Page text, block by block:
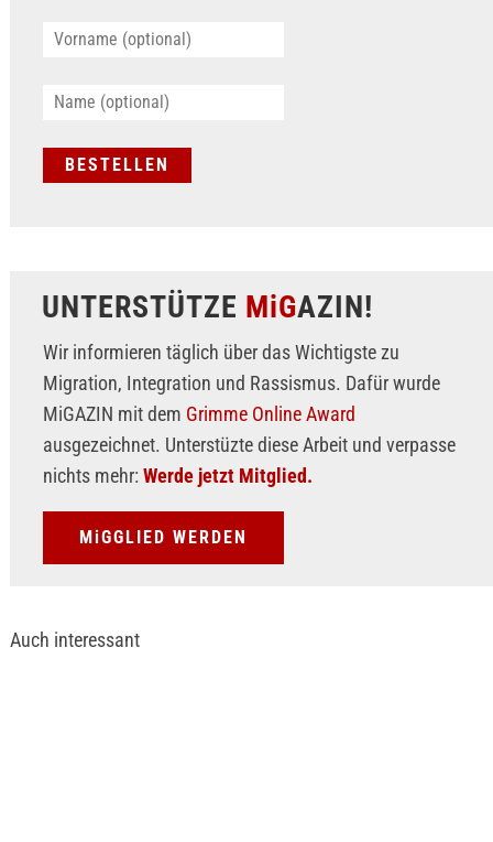
UNTERSTÜTZE MiGAZIN!
Wir informieren täglich über das Wichtigste zu
Migration, Integration und Rassismus. Dafür wurde
MiGAZIN mit dem Grimme Online Award
ausgezeichnet. Unterstüzte diese Arbeit und verpasse
nichts mehr: Werde jetzt Mitglied.
MiGGLIED WERDEN
Auch interessant